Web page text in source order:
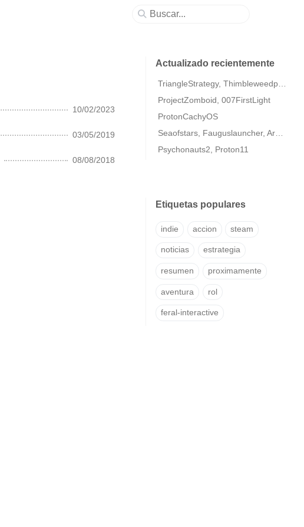
10/02/2023
03/05/2019
08/08/2018
Actualizado recientemente
ProjectZomboid, 007FirstLight
ProtonCachyOS
Psychonauts2, Proton11
Etiquetas populares
indie accion steam
noticias estrategia
resumen proximamente
aventura rol
feral-interactive